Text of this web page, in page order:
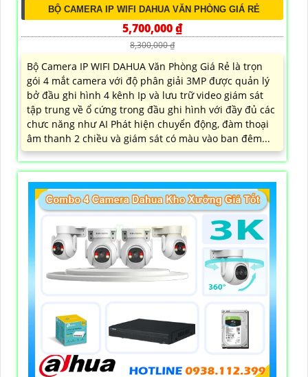
BỘ CAMERA IP WIFI DAHUA VĂN PHÒNG GIÁ RẺ
5,700,000 ₫
8,300,000 ₫
Bộ Camera IP WIFI DAHUA Văn Phòng Giá Rẻ là trọn
gói 4 mắt camera với độ phân giải 3MP được quản lý
bở đầu ghi hình 4 kênh Ip và lưu trữ video giám sát
tập trung về ổ cứng trong đầu ghi hình với đầy đủ các
chưc năng như AI Phát hiện chuyển động, đàm thoại
âm thanh 2 chiều và giám sát có màu vào ban đêm...